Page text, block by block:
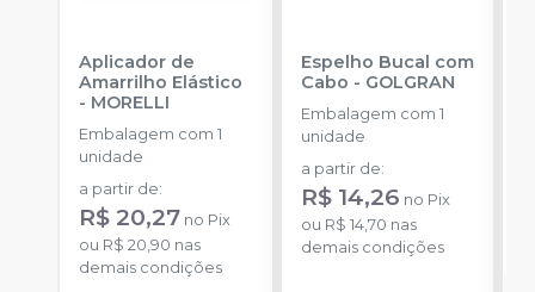
Aplicador de
Amarrilho Elástico
- MORELLI
Embalagem com 1
unidade
a partir de:
R$ 20,27 no Pix
ou R$ 20,90 nas
demais condições
Espelho Bucal com
Cabo - GOLGRAN
Embalagem com 1
unidade
a partir de:
R$ 14,26 no Pix
ou R$ 14,70 nas
demais condições